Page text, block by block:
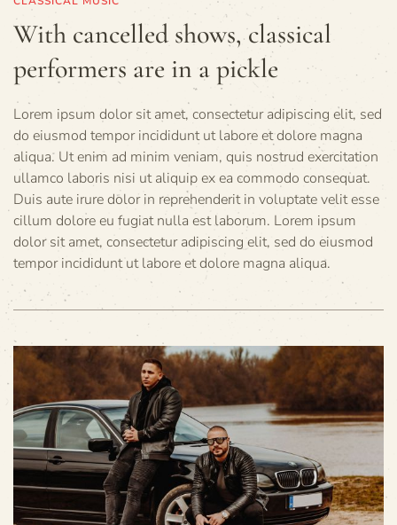
With cancelled shows, classical
performers are in a pickle
Lorem ipsum dolor sit amet, consectetur adipiscing elit, sed
do eiusmod tempor incididunt ut labore et dolore magna
aliqua. Ut enim ad minim veniam, quis nostrud exercitation
ullamco laboris nisi ut aliquip ex ea commodo consequat.
Duis aute irure dolor in reprehenderit in voluptate velit esse
cillum dolore eu fugiat nulla est laborum. Lorem ipsum
dolor sit amet, consectetur adipiscing elit, sed do eiusmod
tempor incididunt ut labore et dolore magna aliqua.